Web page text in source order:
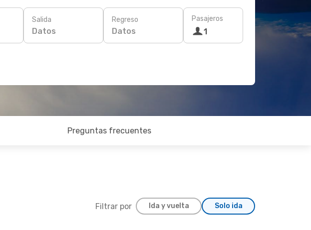
Salida
Datos
Regreso
Datos
Pasajeros
1
Preguntas frecuentes
Filtrar por Ida y vuelta Solo ida